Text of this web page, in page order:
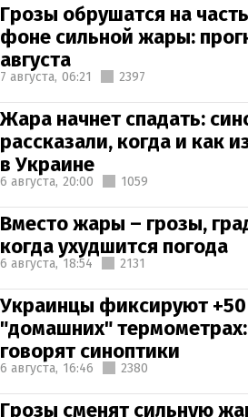
Грозы обрушатся на
фоне сильной жары:
августа
7 августа, 06:21 2397
Жара начнет спадать:
рассказали, когда и как
в Украине
6 августа, 20:00 1059
Вместо жары – грозы,
когда ухудшится погода
6 августа, 18:54 2131
Украинцы фиксируют +50
"домашних" термометрах:
говорят синоптики
6 августа, 16:46 2380
Грозы сменят сильную